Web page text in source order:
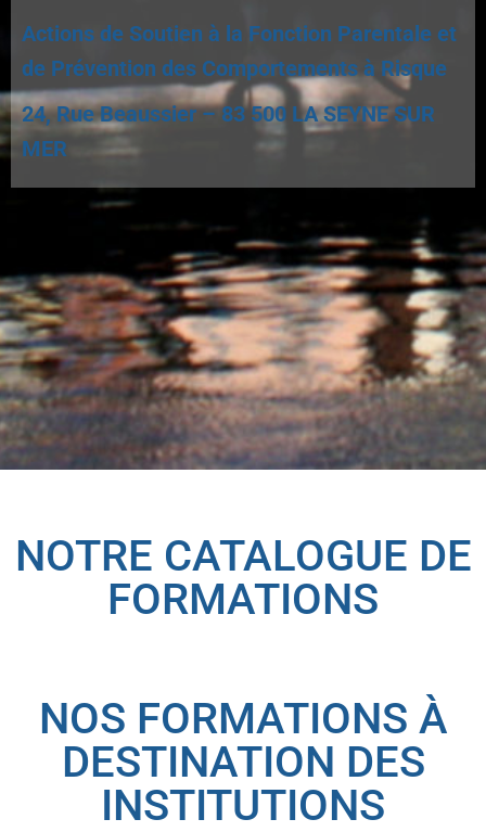
Actions de Soutien à la Fonction Parentale et
de Prévention des Comportements à Risque
24, Rue Beaussier – 83 500 LA SEYNE SUR
MER
NOTRE CATALOGUE DE
FORMATIONS
NOS FORMATIONS À
DESTINATION DES
INSTITUTIONS